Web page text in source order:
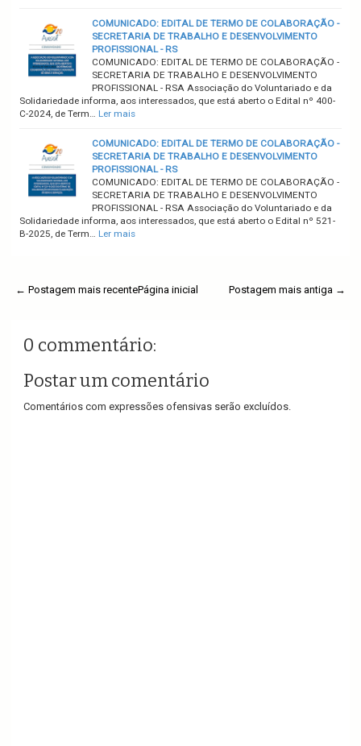
COMUNICADO: EDITAL DE TERMO DE COLABORAÇÃO -
SECRETARIA DE TRABALHO E DESENVOLVIMENTO
PROFISSIONAL - RS
COMUNICADO: EDITAL DE TERMO DE COLABORAÇÃO -
SECRETARIA DE TRABALHO E DESENVOLVIMENTO
PROFISSIONAL - RSA Associação do Voluntariado e da
Solidariedade informa, aos interessados, que está aberto o Edital nº 400-
C-2024, de Term… Ler mais
COMUNICADO: EDITAL DE TERMO DE COLABORAÇÃO -
SECRETARIA DE TRABALHO E DESENVOLVIMENTO
PROFISSIONAL - RS
COMUNICADO: EDITAL DE TERMO DE COLABORAÇÃO -
SECRETARIA DE TRABALHO E DESENVOLVIMENTO
PROFISSIONAL - RSA Associação do Voluntariado e da
Solidariedade informa, aos interessados, que está aberto o Edital nº 521-
B-2025, de Term… Ler mais
← Postagem mais recente Postagem mais antiga →
Página inicial
0 commentário:
Postar um comentário
Comentários com expressões ofensivas serão excluídos.